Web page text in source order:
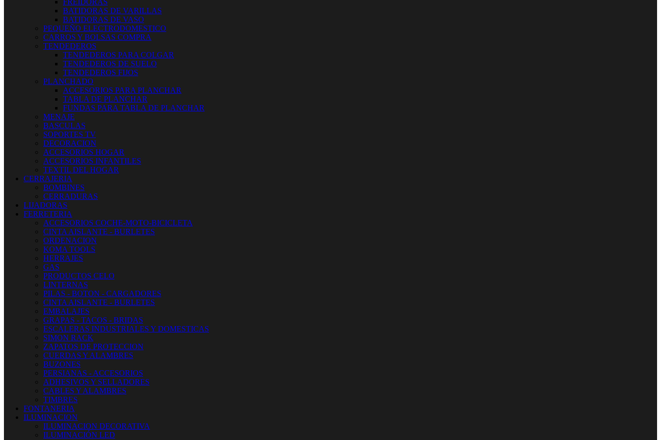
FREIDORAS
BATIDORAS DE VARILLAS
BATIDORAS DE VASO
PEQUEÑO ELECTRODOMESTICO
CARROS Y BOLSAS COMPRA
TENDEDEROS
TENDEDEROS PARA COLGAR
TENDEDEROS DE SUELO
TENDEDEROS FIJOS
PLANCHADO
ACCESORIOS PARA PLANCHAR
TABLA DE PLANCHAR
FUNDAS PARA TABLA DE PLANCHAR
MENAJE
BASCULAS
SOPORTES TV
DECORACION
ACCESORIOS HOGAR
ACCESORIOS INFANTILES
TEXTIL DEL HOGAR
CERRAJERIA
BOMBINES
CERRADURAS
LIJADORAS
FERRETERIA
ACCESORIOS COCHE-MOTO-BICICLETA
CINTA AISLANTE - BURLETES
ORDENACION
KOMA TOOLS
HERRAJES
GAS
PRODUCTOS CELO
LINTERNAS
PILAS - BOTON - CARGADORES
CINTA AISLANTE - BURLETES
EMBALAJES
GRAPAS - TACOS - BRIDAS
ESCALERAS INDUSTRIALES Y DOMESTICAS
SIMON RACK
ZAPATOS DE PROTECCION
CUERDAS Y ALAMBRES
BUZONES
PERSIANAS - ACCESORIOS
ADHESIVOS Y SELLADORES
CABLES Y ALAMBRES
TIMBRES
FONTANERIA
ILUMINACION
ILUMINACION DECORATIVA
ILUMINACIÓN LED